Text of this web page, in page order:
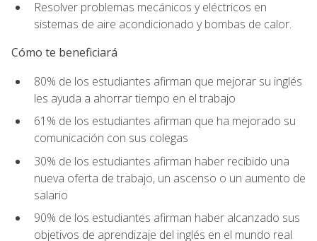
Resolver problemas mecánicos y eléctricos en
sistemas de aire acondicionado y bombas de calor.
Cómo te beneficiará
80% de los estudiantes afirman que mejorar su inglés
les ayuda a ahorrar tiempo en el trabajo
61% de los estudiantes afirman que ha mejorado su
comunicación con sus colegas
30% de los estudiantes afirman haber recibido una
nueva oferta de trabajo, un ascenso o un aumento de
salario
90% de los estudiantes afirman haber alcanzado sus
objetivos de aprendizaje del inglés en el mundo real